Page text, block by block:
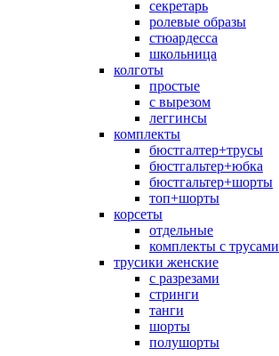
секретарь
ролевые образы
стюардесса
школьница
колготы
простые
с вырезом
леггинсы
комплекты
бюстгалтер+трусы
бюстгальтер+юбка
бюстгальтер+шорты
топ+шорты
корсеты
отдельные
комплекты с трусами
трусики женские
с разрезами
стринги
танги
шорты
полушорты